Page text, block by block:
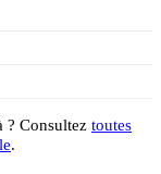
? Consultez toutes
.